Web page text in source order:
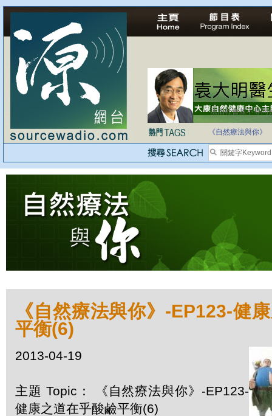
法治社會並不等同
《自然療法與你》
《自然療法與你》-EP123-健
平衡(6)
2013-04-19
主題 Topic： 《自然療法與你》-EP123-
健康之道在乎酸鹼平衡(6)